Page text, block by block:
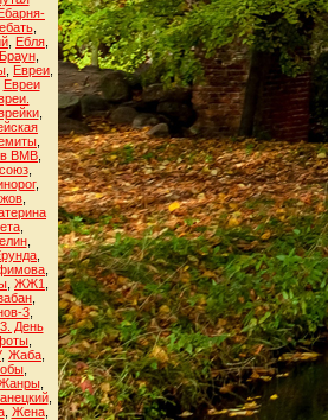
,
Ебля
,
Евреи
Евреи
,
в ВМВ
,
,
,
,
ЖЖ1
3,
День
, Жаба
,
,
, Жена,